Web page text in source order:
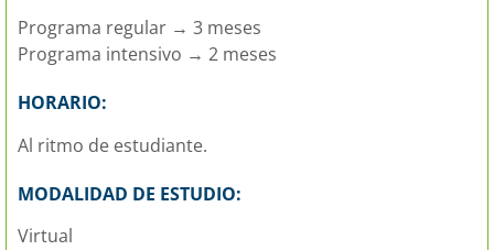
Programa regular → 3 meses
Programa intensivo → 2 meses
HORARIO:
Al ritmo de estudiante.
MODALIDAD DE ESTUDIO:
Virtual